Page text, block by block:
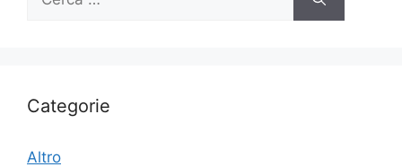
per:
Categorie
Altro